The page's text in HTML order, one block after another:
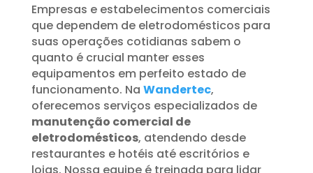
Empresas e estabelecimentos comerciais
que dependem de eletrodomésticos para
suas operações cotidianas sabem o
quanto é crucial manter esses
equipamentos em perfeito estado de
funcionamento. Na Wandertec,
oferecemos serviços especializados de
manutenção comercial de
eletrodomésticos, atendendo desde
restaurantes e hotéis até escritórios e
lojas. Nossa equipe é treinada para lidar